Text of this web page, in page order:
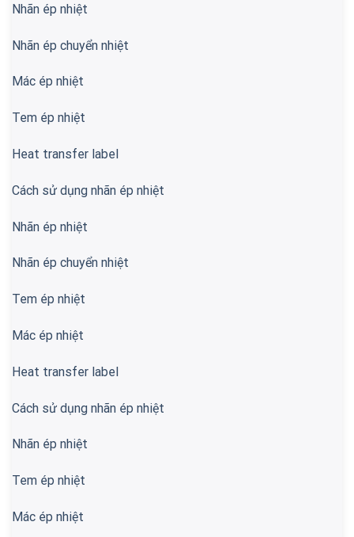
Nhãn ép nhiệt
Nhãn ép chuyển nhiệt
Mác ép nhiệt
Tem ép nhiệt
Heat transfer label
Cách sử dụng nhãn ép nhiệt
Nhãn ép nhiệt
Nhãn ép chuyển nhiệt
Tem ép nhiệt
Mác ép nhiệt
Heat transfer label
Cách sử dụng nhãn ép nhiệt
Nhãn ép nhiệt
Tem ép nhiệt
Mác ép nhiệt